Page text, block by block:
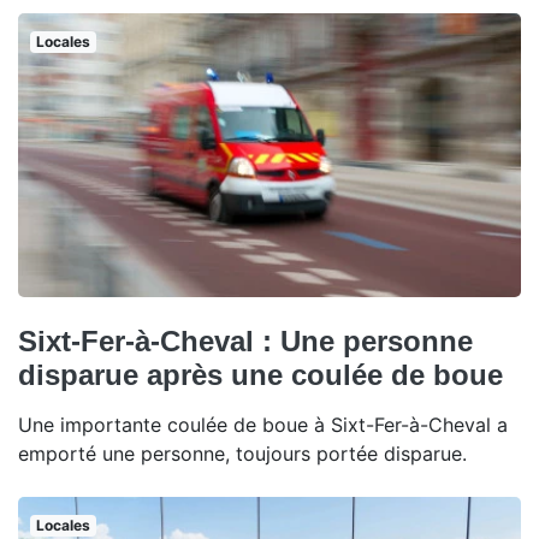
Locales
Sixt-Fer-à-Cheval : Une personne
disparue après une coulée de boue
Une importante coulée de boue à Sixt-Fer-à-Cheval a
emporté une personne, toujours portée disparue.
Locales